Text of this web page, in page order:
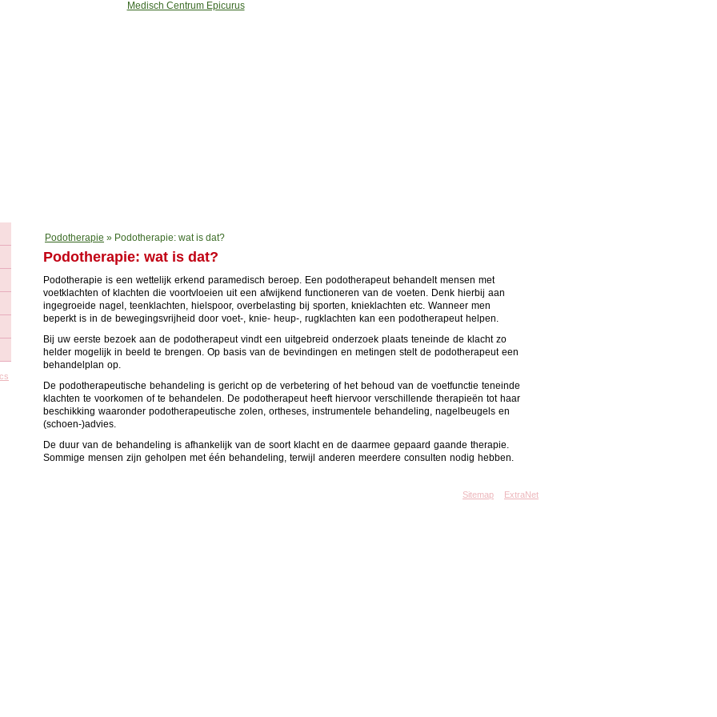
Podotherapie » Podotherapie: wat is dat?
Podotherapie: wat is dat?
Podotherapie is een wettelijk erkend paramedisch beroep. Een podotherapeut behandelt mensen met
voetklachten of klachten die voortvloeien uit een afwijkend functioneren van de voeten. Denk hierbij aan
ingegroeide nagel, teenklachten, hielspoor, overbelasting bij sporten, knieklachten etc. Wanneer men
beperkt is in de bewegingsvrijheid door voet-, knie- heup-, rugklachten kan een podotherapeut helpen.
Bij uw eerste bezoek aan de podotherapeut vindt een uitgebreid onderzoek plaats teneinde de klacht zo
helder mogelijk in beeld te brengen. Op basis van de bevindingen en metingen stelt de podotherapeut een
behandelplan op.
De podotherapeutische behandeling is gericht op de verbetering of het behoud van de voetfunctie teneinde
klachten te voorkomen of te behandelen. De podotherapeut heeft hiervoor verschillende therapieën tot haar
beschikking waaronder podotherapeutische zolen, ortheses, instrumentele behandeling, nagelbeugels en
(schoen-)advies.
De duur van de behandeling is afhankelijk van de soort klacht en de daarmee gepaard gaande therapie.
Sommige mensen zijn geholpen met één behandeling, terwijl anderen meerdere consulten nodig hebben.
Sitemap ExtraNet